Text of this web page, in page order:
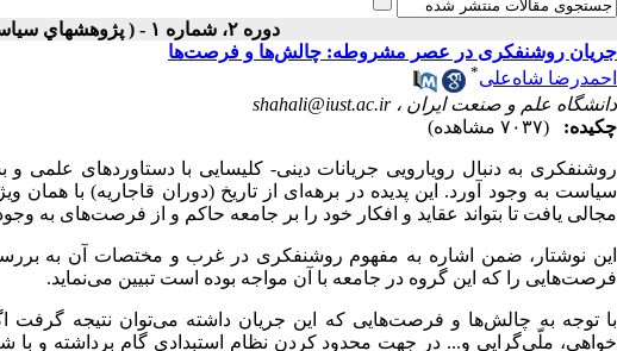
دوره ۲، شماره ۱ - ( پژوهشهاي سياسي ۱۳۹۱ )
جریان روشنفکری در عصر مشروطه: چالش‌ها و فرصت‌ها
احمدرضا شاه‌علی*
دانشگاه علم و صنعت ایران ،shahali@iust.ac.ir
چکیده:
(۷۰۳۷ مشاهده)
روشنفکری به دنبال رویارویی جریانات دینی- کلیسایی با دستاوردهای
سیاست به وجود آورد. این پدیده در برهه‌ای از تاریخ (دوران قاجاریه) با
مجالی یافت تا بتواند عقاید و افکار خود را بر جامعه حاکم و از فرصت‌های به وجود
این نوشتار، ضمن اشاره به مفهوم روشنفکری در غرب و مختصات آن به
فرصت‌هایی را که این گروه در جامعه با آن مواجه بوده است تبیین می‌نماید.
با توجه به چالش‌ها و فرصت‌هایی که این جریان داشته می‌توان نتیجه
خواهی، ملّی‌گرایی و... در جهت محدود کردن نظام استبدادی گام برداشته و با